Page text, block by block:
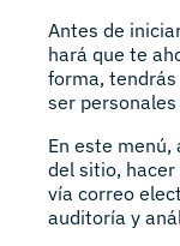
Antes de
hará que te
forma,
ser
En este
del sitio,
vía correo
auditoría y